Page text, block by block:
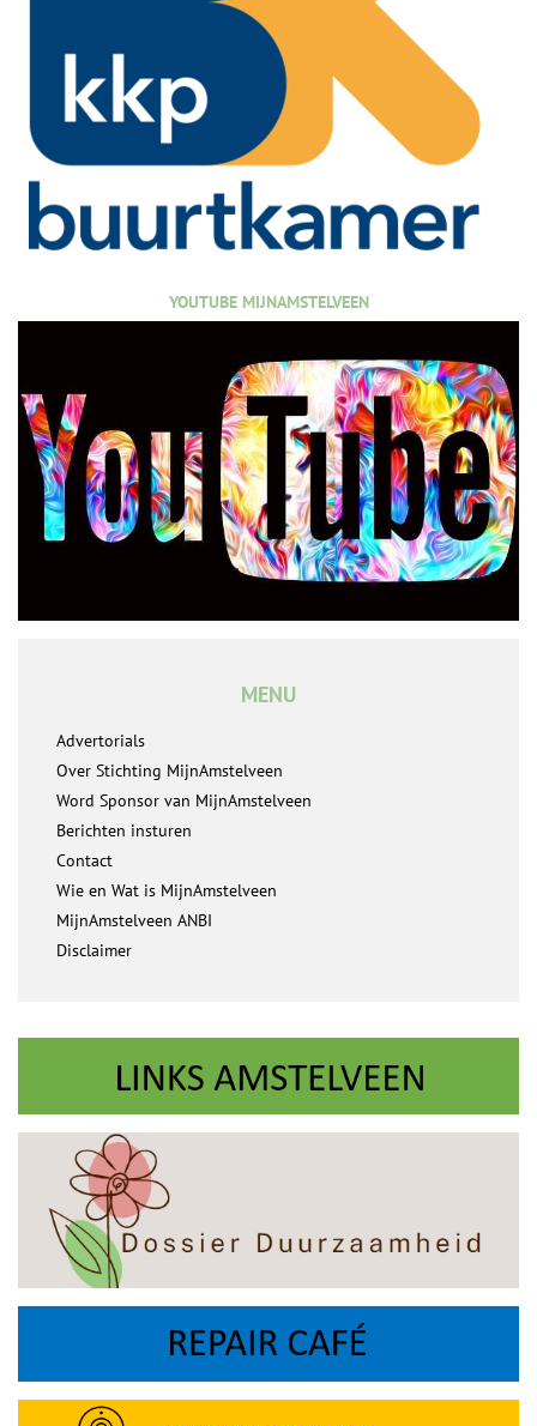
YOUTUBE MIJNAMSTELVEEN
MENU
Advertorials
Over Stichting MijnAmstelveen
Word Sponsor van MijnAmstelveen
Berichten insturen
Contact
Wie en Wat is MijnAmstelveen
MijnAmstelveen ANBI
Disclaimer